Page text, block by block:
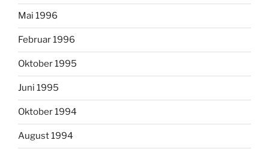
Mai 1996
Februar 1996
Oktober 1995
Juni 1995
Oktober 1994
August 1994